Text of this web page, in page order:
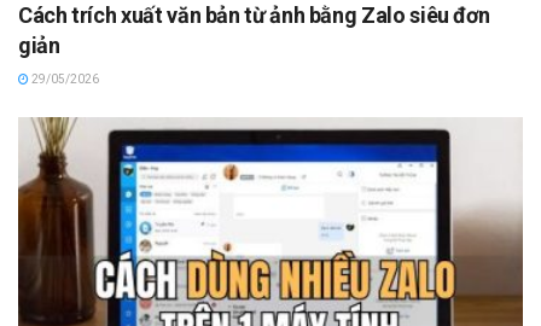
Cách trích xuất văn bản từ ảnh bằng Zalo siêu đơn
giản
29/05/2026